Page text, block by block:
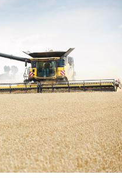
vinovăția pentru faptele